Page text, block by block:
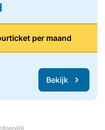
per maand
Bekijk